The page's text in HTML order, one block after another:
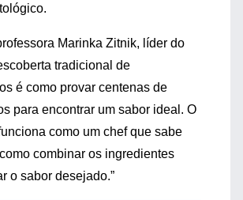
Marinka Zitnik, líder do
tradicional de
é como provar centenas de
para encontrar um sabor ideal. O
como um chef que sabe
combinar os ingredientes
o sabor desejado.”